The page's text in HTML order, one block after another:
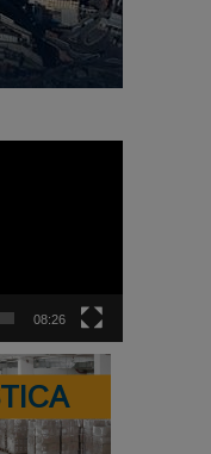
08:26